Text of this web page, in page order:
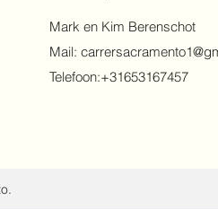
Mark en Kim Berenschot
Mail:
Telefoon:+31653167457